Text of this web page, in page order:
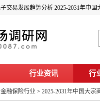
行业资讯 行
金融保险行业 > 2025-2031年中国大